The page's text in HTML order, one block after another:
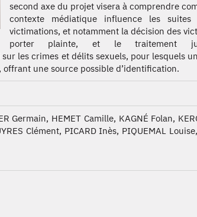
second axe du projet visera à comprendre
contexte médiatique influence les
victimations, et notamment la décision des
porter plainte, et le traitement
les crimes et délits sexuels, pour lesquels
une source possible d’identification.
Germain, HEMET Camille, KAGNÉ Folan,
Clément, PICARD Inès, PIQUEMAL